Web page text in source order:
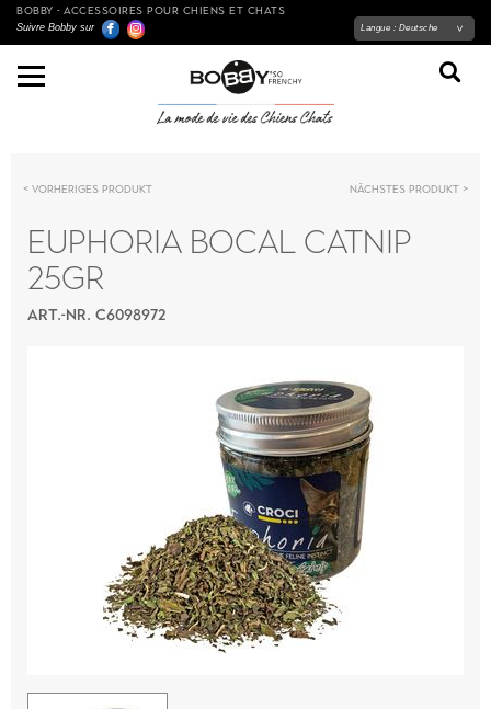
BOBBY - ACCESSOIRES POUR CHIENS ET CHATS
Suivre Bobby sur Langue : Deutsche
Vorheriges Produkt Nächstes Produkt
EUPHORIA BOCAL CATNIP
25GR
ART.-NR. C6098972